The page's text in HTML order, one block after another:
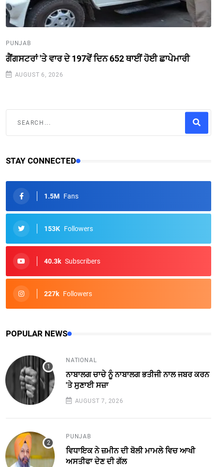
PUNJAB
ਗੈਂਗਸਟਰਾਂ 'ਤੇ ਵਾਰ ਦੇ 197ਵੇਂ ਦਿਨ 652 ਥਾਈਂ ਹੋਈ ਛਾਪੇਮਾਰੀ
AUGUST 6, 2026
STAY CONNECTED
1.5M Fans
153K Followers
40.3k Subscribers
227k Followers
POPULAR NEWS
NATIONAL
ਨਾਬਾਲਗ ਚਾਚੇ ਨੂੰ ਨਾਬਾਲਗ ਭਤੀਜੀ ਨਾਲ ਜਬਰ ਕਰਨ
'ਤੇ ਸੁਣਾਈ ਸਜ਼ਾ
AUGUST 7, 2026
PUNJAB
ਵਿਧਾਇਕ ਨੇ ਜ਼ਮੀਨ ਦੀ ਬੋਲੀ ਮਾਮਲੇ ਵਿਚ ਆਖੀ
ਅਸਤੀਫਾ ਦੇਣ ਦੀ ਗੱਲ